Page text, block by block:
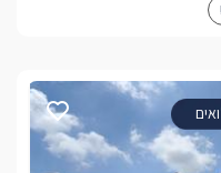
ועוד.